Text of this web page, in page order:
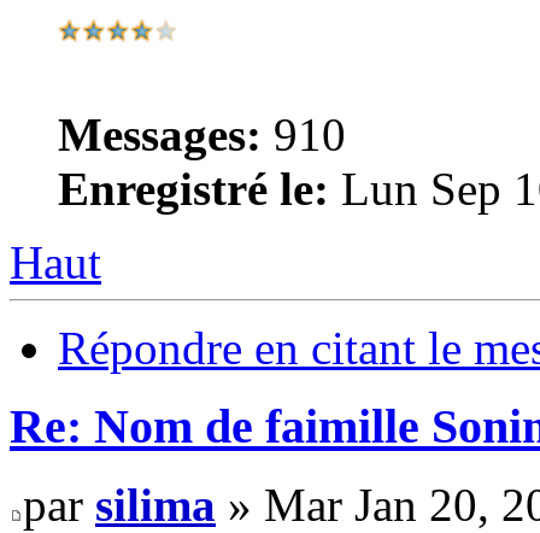
Messages: 910
Enregistré le: Lun Sep
Haut
Répondre en citant le
Re: Nom de faimille
par silima » Mar Jan 20,